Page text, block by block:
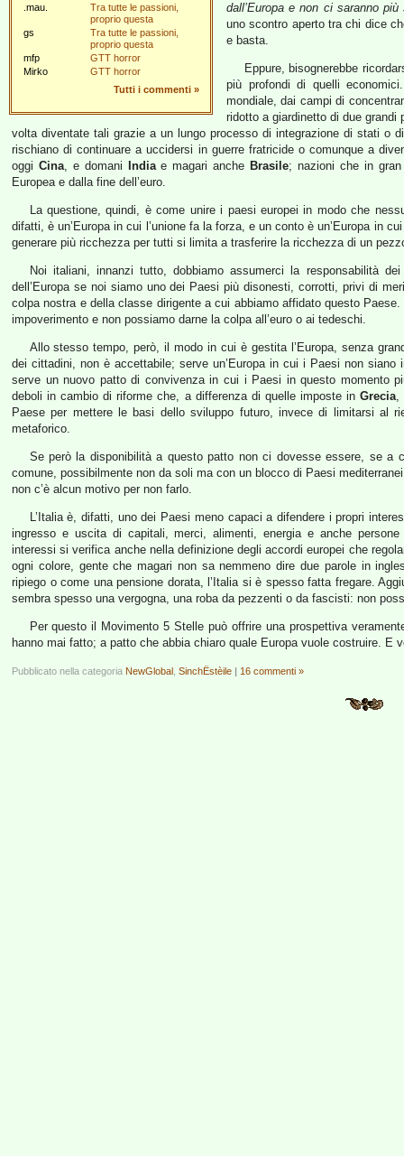
.mau.
Tra tutte le passioni,
proprio questa
gs
Tra tutte le passioni,
proprio questa
mfp
GTT horror
Mirko
GTT horror
Tutti i commenti »
dall’Europa e non ci saranno più
uno scontro aperto tra chi dice
e basta.
Eppure, bisognerebbe
più profondi di quelli
mondiale, dai campi di
ridotto a giardinetto di due
volta diventate tali grazie a un lungo processo di integrazione di stati o
rischiano di continuare a uccidersi in guerre fratricide o comunque a
oggi Cina, e domani Indiae magari anche Brasile; nazioni che in gran
Europea e dalla fine dell’euro.
La questione, quindi, è come unire i paesi europei in modo che
difatti, è un’Europa in cui l’unione fa la forza, e un conto è un’Europa in
generare più ricchezza per tutti si limita a trasferire la ricchezza di un
Noi italiani, innanzi tutto, dobbiamo assumerci la responsabilità
dell’Europa se noi siamo uno dei Paesi più disonesti, corrotti, privi di
colpa nostra e della classe dirigente a cui abbiamo affidato questo
impoverimento e non possiamo darne la colpa all’euro o ai tedeschi.
Allo stesso tempo, però, il modo in cui è gestita l’Europa, senza
dei cittadini, non è accettabile; serve un’Europa in cui i Paesi non
serve un nuovo patto di convivenza in cui i Paesi in questo momento
deboli in cambio di riforme che, a differenza di quelle imposte inGrecia,
Paese per mettere le basi dello sviluppo futuro, invece di limitarsi al
metaforico.
Se però la disponibilità a questo patto non ci dovesse essere, se a
comune, possibilmente non da soli ma con un blocco di Paesi
non c’è alcun motivo per non farlo.
L’Italia è, difatti, uno dei Paesi meno capaci a difendere i propri
ingresso e uscita di capitali, merci, alimenti, energia e anche
interessi si verifica anche nella definizione degli accordi europei che
ogni colore, gente che magari non sa nemmeno dire due parole in
ripiego o come una pensione dorata, l’Italia si è spesso fatta fregare.
sembra spesso una vergogna, una roba da pezzenti o da fascisti: non
Per questo il Movimento 5 Stelle può offrire una prospettiva
hanno mai fatto; a patto che abbia chiaro quale Europa vuole costruire. E
Pubblicato nella categoria NewGlobal SinchËstèile | 16 commenti »